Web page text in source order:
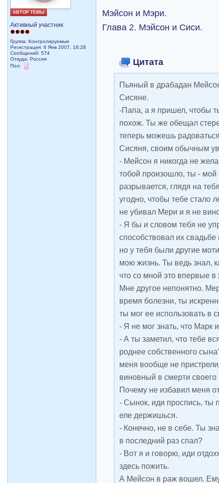
АВТОР ТЕМЫ
Активный участник
Группа: Контролируемые
Регистрация: 6 Янв 2007, 18:28
Сообщений: 574
Откуда: Рoccия
Пол:
Мэйсон и Мэри.
Глава 2. Мэйсон и Сиси.
Цитата
Пьяный в драбадан
Сисяне.
-Папа, а я пришел, чтобы
похож. Ты же обещал
теперь можешь
Сисяня, своим обычным
- Мейсон я никогда не
тобой произошло, ты -
разрывается, глядя на
угодно, чтобы тебе стало
не убивал Мери и я не
- Я бы и словом тебя не
способствовал их
но у тебя были другие
мою жизнь. Ты ведь знал,
что со мной это впервые
Мне другое непонятно.
время болезни, ты
ты мог ее использовать в
- Я не мог знать, что Марк
- А ты заметил, что тебе
роднее собственного
меня вообще не
виновный в смерти
Почему не избавил меня
- Сынок, иди проспись, ты
еле держишься.
- Конечно, не в себе. Ты
в последний раз спал?
- Вот я и говорю, иди
здесь пожить.
А Мейсон в раж вошел.